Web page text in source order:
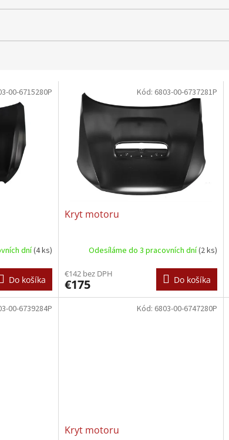
dní(4 ks)
Do košíka
00-6715280P
Kryt motoru
Odesíláme do 3 pracovních dní(2 ks)
€142 bez DPH
€175 Do košíka
Kód: 6803-00-6737281P
00-6739284P
Kryt motoru
Kód: 6803-00-6747280P